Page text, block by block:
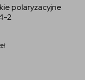
polaryzacyjne
2
zł